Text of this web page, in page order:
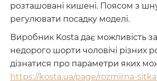
розташовані кишені. Поясом з
регулювати посадку моделі.
Виробник Kosta дає можливість
недорого шорти чоловічі різних
дізнатися про параметри яких
https://kosta.ua/page/rozmirna-